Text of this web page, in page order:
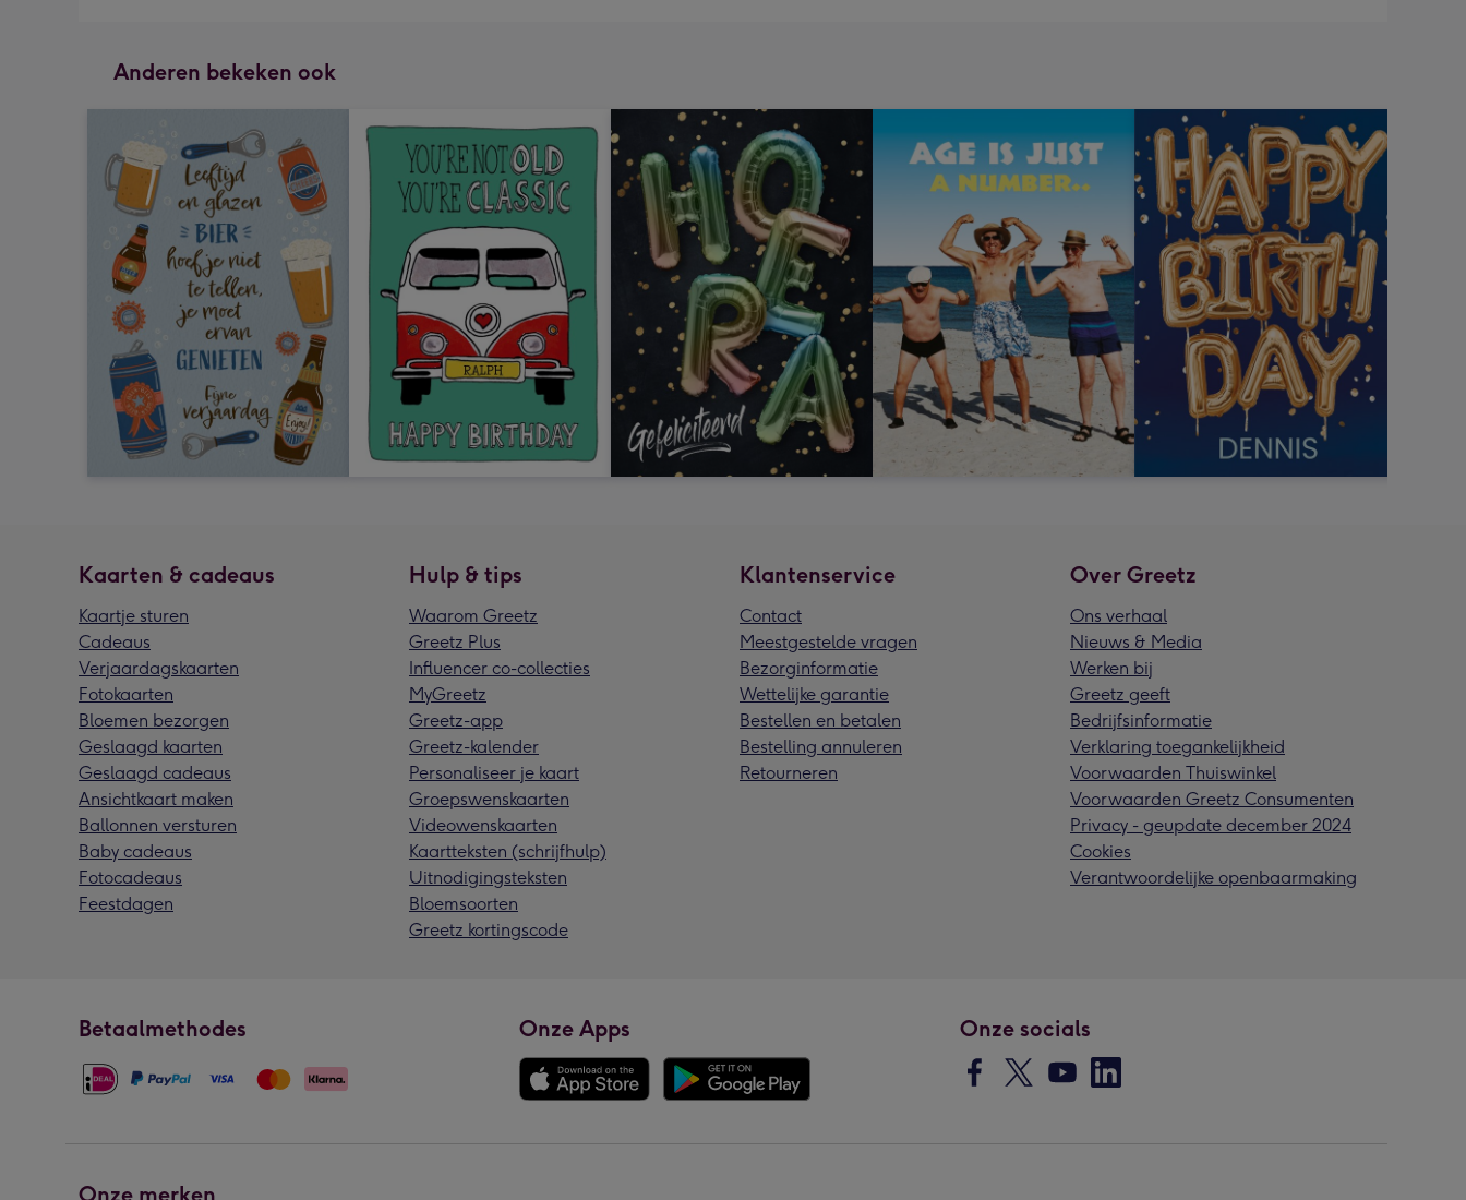
Anderen bekeken ook
Kaarten & cadeaus
Kaartje sturen
Cadeaus
Verjaardagskaarten
Fotokaarten
Bloemen bezorgen
Geslaagd kaarten
Geslaagd cadeaus
Ansichtkaart maken
Ballonnen versturen
Baby cadeaus
Fotocadeaus
Feestdagen
Hulp & tips
Waarom Greetz
Greetz Plus
Influencer co-collecties
MyGreetz
Greetz-app
Greetz-kalender
Personaliseer je kaart
Groepswenskaarten
Videowenskaarten
Kaartteksten (schrijfhulp)
Uitnodigingsteksten
Bloemsoorten
Greetz kortingscode
Klantenservice
Contact
Meestgestelde vragen
Bezorginformatie
Wettelijke garantie
Bestellen en betalen
Bestelling annuleren
Retourneren
Over Greetz
Ons verhaal
Nieuws & Media
Werken bij
Greetz geeft
Bedrijfsinformatie
Verklaring toegankelijkheid
Voorwaarden Thuiswinkel
Voorwaarden Greetz Consumenten
Privacy - geupdate december 2024
Cookies
Verantwoordelijke openbaarmaking
Betaalmethodes Onze Apps Onze socials